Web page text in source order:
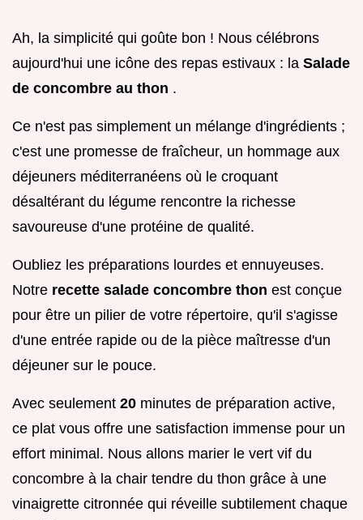
Ah, la simplicité qui goûte bon ! Nous célébrons
aujourd'hui une icône des repas estivaux : la Salade
de concombre au thon .
Ce n'est pas simplement un mélange d'ingrédients ;
c'est une promesse de fraîcheur, un hommage aux
déjeuners méditerranéens où le croquant
désaltérant du légume rencontre la richesse
savoureuse d'une protéine de qualité.
Oubliez les préparations lourdes et ennuyeuses.
Notre recette salade concombre thon est conçue
pour être un pilier de votre répertoire, qu'il s'agisse
d'une entrée rapide ou de la pièce maîtresse d'un
déjeuner sur le pouce.
Avec seulement 20 minutes de préparation active,
ce plat vous offre une satisfaction immense pour un
effort minimal. Nous allons marier le vert vif du
concombre à la chair tendre du thon grâce à une
vinaigrette citronnée qui réveille subtilement chaque